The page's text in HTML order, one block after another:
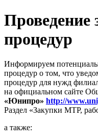
Проведение
процедур
Информируем
процедур о том, что
процедур для нужд
на официальном сайте
«Юнипро» http://
Раздел «Закупки МТР,
а также: